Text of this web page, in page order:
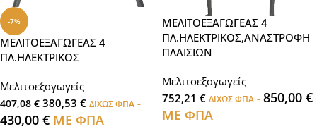
-7%
ΜΕΛΙΤΟΕΞΑΓΩΓΕΑΣ 4
ΠΛ.ΗΛΕΚΤΡΙΚΟΣ
Μελιτοεξαγωγείς
407,08€ 380,53 € ΔΙΧΩΣ ΦΠΑ -
430,00 € ΜΕ ΦΠΑ
ΜΕΛΙΤΟΕΞΑΓΩΓΕΑΣ 4
ΠΛ.ΗΛΕΚΤΡΙΚΟΣ,ΑΝΑΣΤΡΟΦΗ
ΠΛΑΙΣΙΩΝ
Μελιτοεξαγωγείς
752,21 € ΔΙΧΩΣ ΦΠΑ - 850,00 €
ΜΕ ΦΠΑ